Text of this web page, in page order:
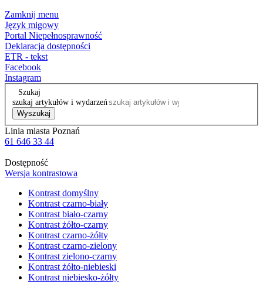
Zamknij menu
Język migowy
Portal Niepełnosprawność
Deklaracja dostępności
ETR - tekst
Facebook
Instagram
Szukaj
szukaj artykułów i wydarzeń
Wyszukaj
Linia miasta Poznań
61 646 33 44
Dostępność
Wersja kontrastowa
Kontrast domyślny
Kontrast czarno-biały
Kontrast biało-czarny
Kontrast żółto-czarny
Kontrast czarno-żółty
Kontrast czarno-zielony
Kontrast zielono-czarny
Kontrast żółto-niebieski
Kontrast niebiesko-żółty